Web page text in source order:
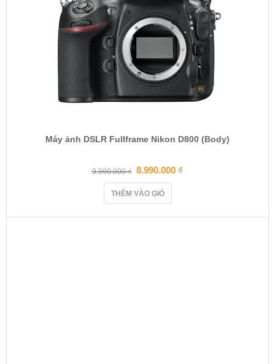
Máy ảnh DSLR Fullframe Nikon D800 (Body)
9.990.000₫ 8.990.000 ₫
THÊM VÀO GIỎ